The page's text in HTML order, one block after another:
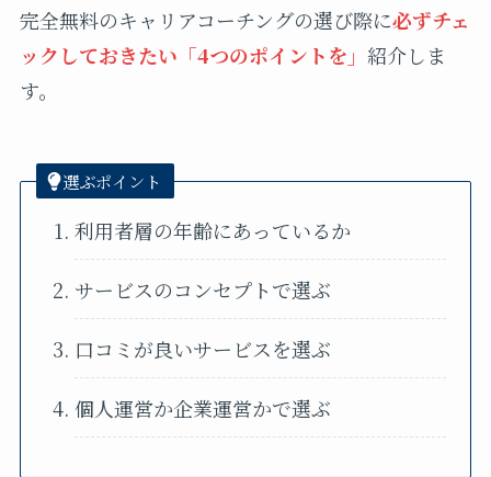
完全無料のキャリアコーチングの選び際に必ずチェ
ックしておきたい「4つのポイントを」 紹介しま
す。
選ぶポイント
利用者層の年齢にあっているか
サービスのコンセプトで選ぶ
口コミが良いサービスを選ぶ
個人運営か企業運営かで選ぶ